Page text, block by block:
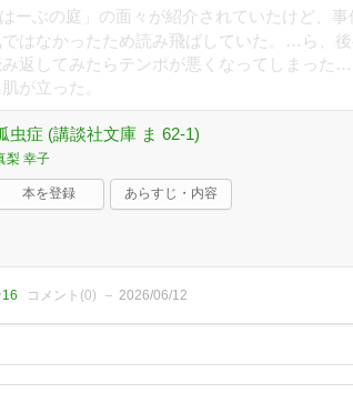
ーぶの庭」の面々が紹介されていたけど、
ではなかったため読み飛ばしていた。…ら、
返してみたらテンポが悪くなってしまった
が立った。
虫症 (講談社文庫 ま 62-1)
梨 幸子
本を登録 あらすじ・内容
コメント(0) 2026/06/12